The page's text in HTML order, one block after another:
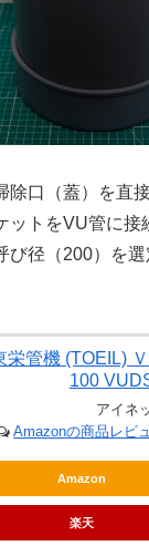
除口（蓋）を直
ットをVU管に接
び径（200）を
栄管機 (TOEIL)
100
アイネ
Amazonの商品レビ
Amazon
楽天